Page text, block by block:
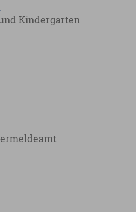
Kindergarten